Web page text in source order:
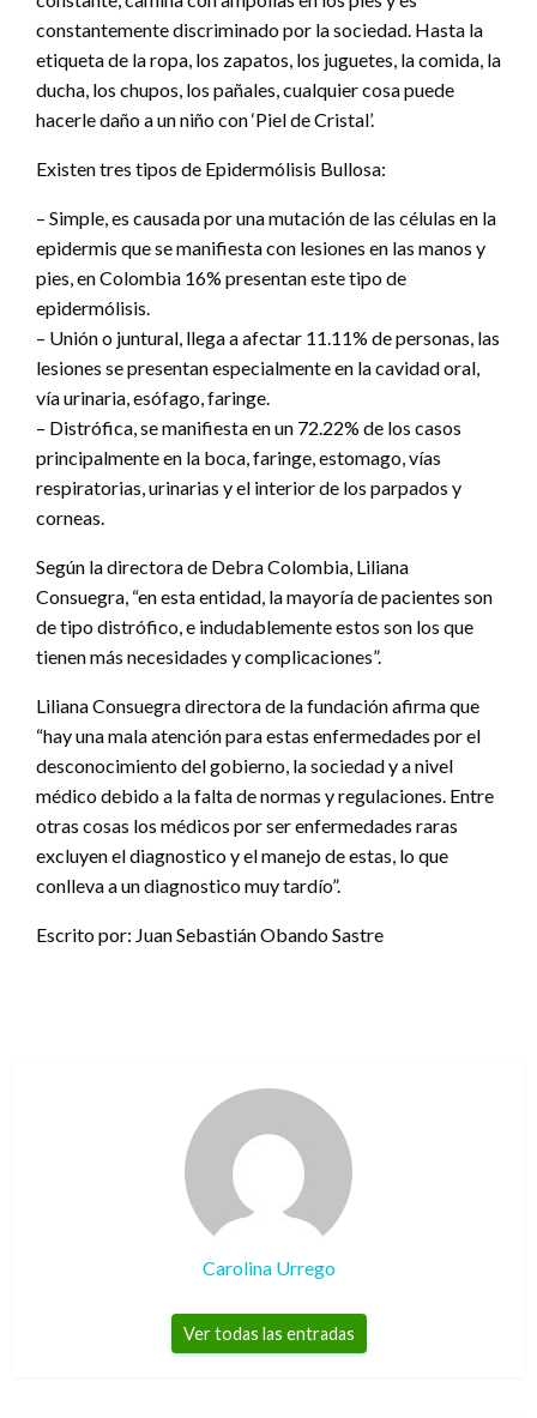
constantemente discriminado por la sociedad. Hasta la
etiqueta de la ropa, los zapatos, los juguetes, la comida, la
ducha, los chupos, los pañales, cualquier cosa puede
hacerle daño a un niño con ‘Piel de Cristal’.
Existen tres tipos de Epidermólisis Bullosa:
– Simple, es causada por una mutación de las células en la
epidermis que se manifiesta con lesiones en las manos y
pies, en Colombia 16% presentan este tipo de
epidermólisis.
– Unión o juntural, llega a afectar 11.11% de personas, las
lesiones se presentan especialmente en la cavidad oral,
vía urinaria, esófago, faringe.
– Distrófica, se manifiesta en un 72.22% de los casos
principalmente en la boca, faringe, estomago, vías
respiratorias, urinarias y el interior de los parpados y
corneas.
Según la directora de Debra Colombia, Liliana
Consuegra, “en esta entidad, la mayoría de pacientes son
de tipo distrófico, e indudablemente estos son los que
tienen más necesidades y complicaciones”.
Liliana Consuegra directora de la fundación afirma que
“hay una mala atención para estas enfermedades por el
desconocimiento del gobierno, la sociedad y a nivel
médico debido a la falta de normas y regulaciones. Entre
otras cosas los médicos por ser enfermedades raras
excluyen el diagnostico y el manejo de estas, lo que
conlleva a un diagnostico muy tardío”.
Escrito por: Juan Sebastián Obando Sastre
Carolina Urrego
Ver todas las entradas